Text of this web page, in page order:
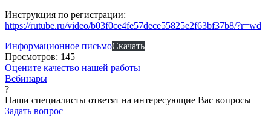
Инструкция по регистрации:
https://rutube.ru/video/b03f0ce4fe57dece55825e2f63bf37b8/?r=wd
Информационное письмоСкачать
Просмотров: 145
Оцените качество нашей работы
Вебинары
?
Наши специалисты ответят на интересующие Вас вопросы
Задать вопрос